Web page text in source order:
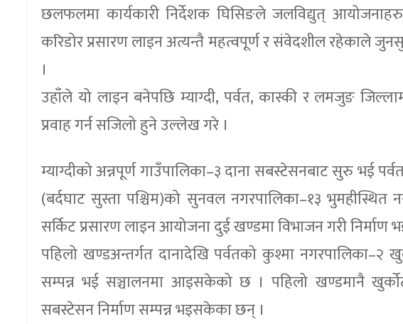
छलफलमा कार्यकारी निर्देशक घिसिङले जलविद्युत्
करिडोर प्रसारण लाइन अत्यन्तै महत्वपूर्ण र संवेदशील रहेकाले
।
उहाँले यो लाइन बनेपछि म्याग्दी, पर्वत, कास्की र लमजुङ
प्रवाह गर्न सजिलो हुने उल्लेख गरे ।
म्याग्दीको अन्नपूर्ण गाउँपालिका–३ दाना सबस्टेसनबाट सुरु भई
(बर्दघाट सुस्ता पश्चिम)को सुनवल नगरपालिका–१३
सर्किट प्रसारण लाइन आयोजना दुई खण्डमा विभाजन गरी निर्माण
पहिलो खण्डअन्तर्गत दानादेखि पर्वतको कुश्मा नगरपालिका–२
सम्पन्न भई सञ्चालनमा आइसकेको छ । पहिलो खण्डमानै
सबस्टेसन निर्माण सम्पन्न भइसकेका छन् ।